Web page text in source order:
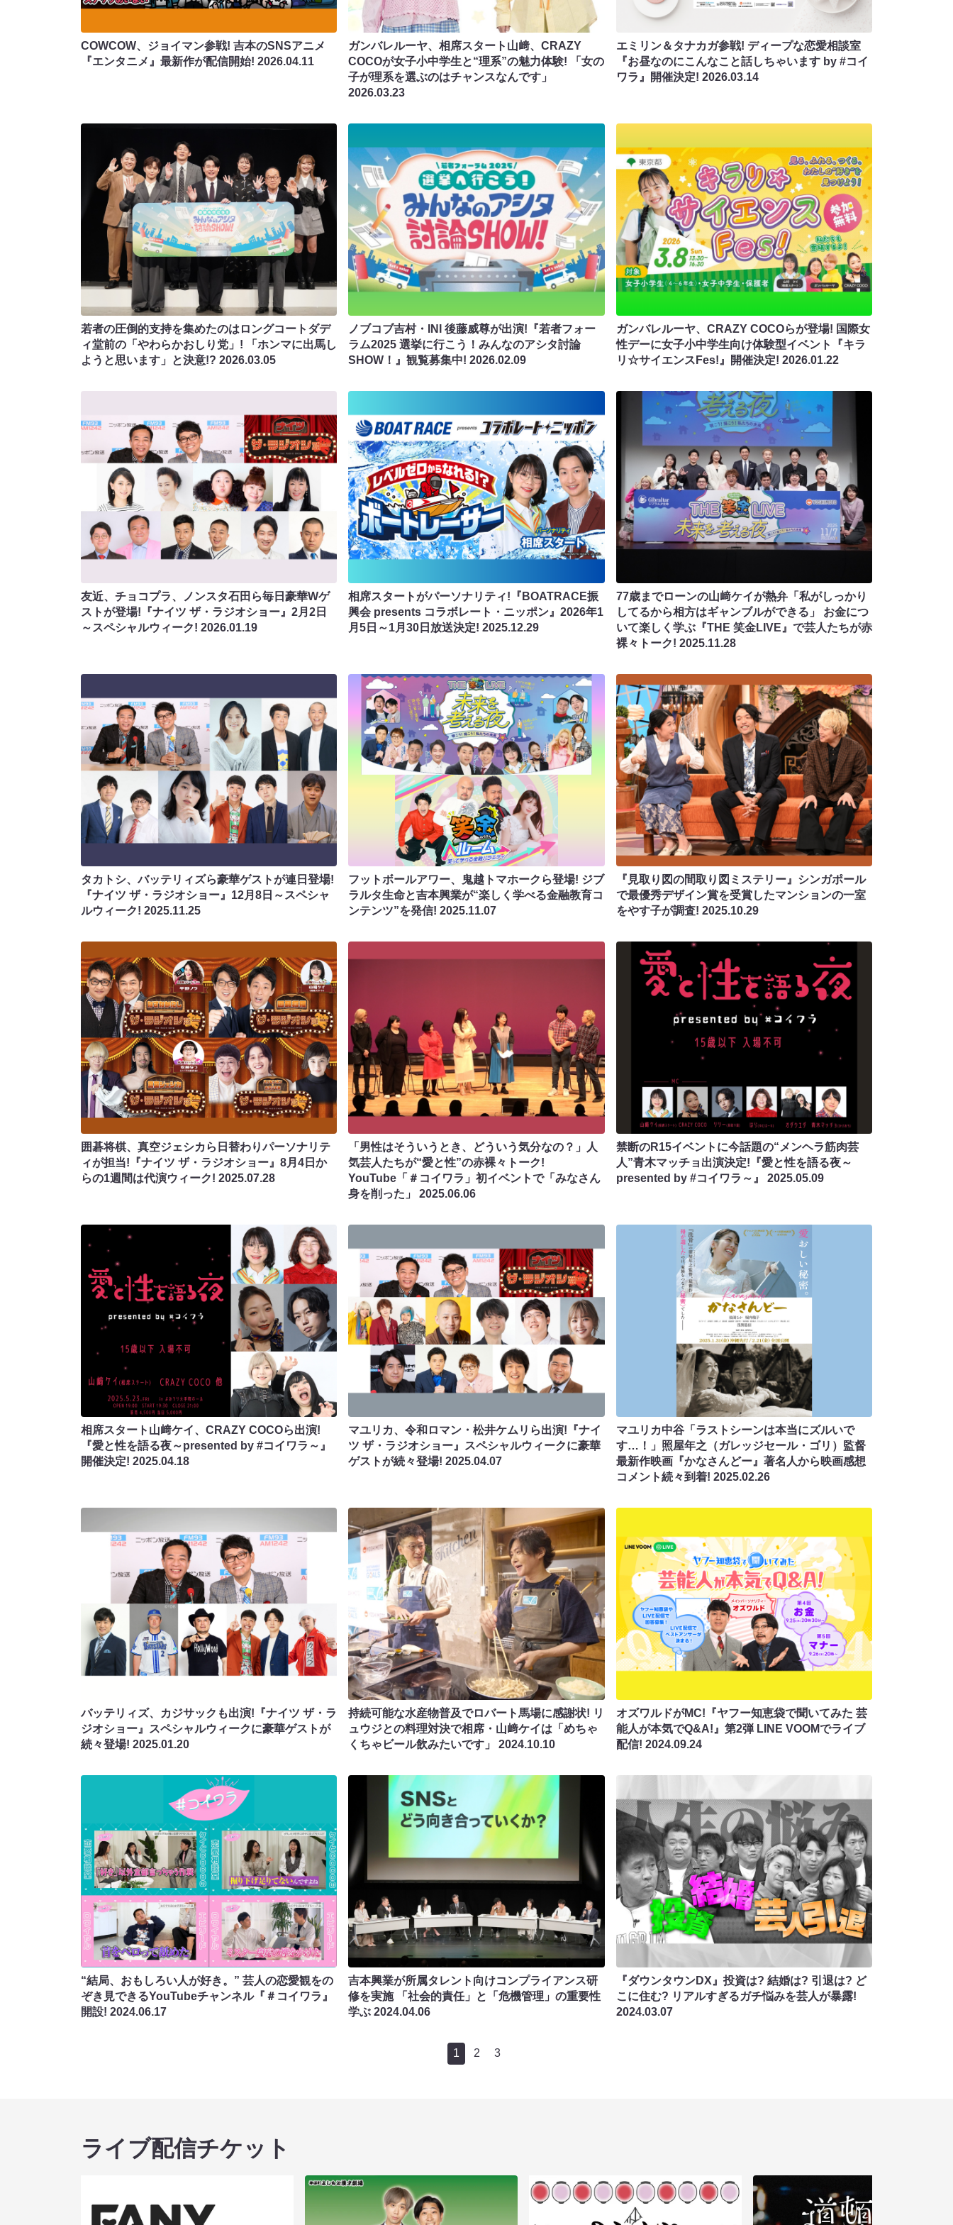
COWCOW、ジョイマン参戦! 吉本のSNSアニメ
『エンタニメ』最新作が配信開始! 2026.04.11
ガンバレルーヤ、相席スタート山﨑、CRAZY
COCOが女子小中学生と“理系”の魅力体験! 「女の
子が理系を選ぶのはチャンスなんです」
2026.03.23
エミリン＆タナカガ参戦! ディープな恋愛相談室
『お昼なのにこんなこと話しちゃいます by #コイ
ワラ』開催決定! 2026.03.14
若者の圧倒的支持を集めたのはロングコートダデ
ィ堂前の「やわらかおしり党」! 「ホンマに出馬し
ようと思います」と決意!? 2026.03.05
ノブコブ吉村・INI 後藤威尊が出演!『若者フォー
ラム2025 選挙に行こう！みんなのアシタ討論
SHOW！』観覧募集中!2026.02.09
ガンバレルーヤ、CRAZY COCOらが登場! 国際女
性デーに女子小中学生向け体験型イベント『キラ
リ☆サイエンスFes!』開催決定! 2026.01.22
友近、チョコプラ、ノンスタ石田ら毎日豪華Wゲ
ストが登場!『ナイツ ザ・ラジオショー』2月2日
～スペシャルウィーク! 2026.01.19
相席スタートがパーソナリティ!『BOATRACE振
興会 presents コラボレート・ニッポン』2026年1
月5日～1月30日放送決定!2025.12.29
77歳までローンの山﨑ケイが熱弁「私がしっかり
してるから相方はギャンブルができる」 お金につ
いて楽しく学ぶ『THE 笑金LIVE』で芸人たちが赤
裸々トーク! 2025.11.28
タカトシ、バッテリィズら豪華ゲストが連日登場!
『ナイツ ザ・ラジオショー』12月8日～スペシャ
ルウィーク! 2025.11.25
フットボールアワー、鬼越トマホークら登場! ジブ
ラルタ生命と吉本興業が“楽しく学べる金融教育コ
ンテンツ”を発信!2025.11.07
『見取り図の間取り図ミステリー』シンガポール
で最優秀デザイン賞を受賞したマンションの一室
をやす子が調査! 2025.10.29
囲碁将棋、真空ジェシカら日替わりパーソナリテ
ィが担当!『ナイツ ザ・ラジオショー』8月4日か
らの1週間は代演ウィーク! 2025.07.28
「男性はそういうとき、どういう気分なの？」人
気芸人たちが“愛と性”の赤裸々トーク!
YouTube「＃コイワラ」初イベントで「みなさん
身を削った」2025.06.06
禁断のR15イベントに今話題の“メンヘラ筋肉芸
人”青木マッチョ出演決定!『愛と性を語る夜～
presented by #コイワラ～』 2025.05.09
相席スタート山﨑ケイ、CRAZY COCOら出演!
『愛と性を語る夜～presented by #コイワラ～』
開催決定! 2025.04.18
マユリカ、令和ロマン・松井ケムリら出演!『ナイ
ツ ザ・ラジオショー』スペシャルウィークに豪華
ゲストが続々登場!2025.04.07
マユリカ中谷「ラストシーンは本当にズルいで
す…！」照屋年之（ガレッジセール・ゴリ）監督
最新作映画『かなさんどー』著名人から映画感想
コメント続々到着! 2025.02.26
バッテリィズ、カジサックも出演!『ナイツ ザ・ラ
ジオショー』スペシャルウィークに豪華ゲストが
続々登場! 2025.01.20
持続可能な水産物普及でロバート馬場に感謝状! リ
ュウジとの料理対決で相席・山﨑ケイは「めちゃ
くちゃビール飲みたいです」2024.10.10
オズワルドがMC!『ヤフー知恵袋で聞いてみた 芸
能人が本気でQ&A!』第2弾 LINE VOOMでライブ
配信! 2024.09.24
“結局、おもしろい人が好き。” 芸人の恋愛観をの
ぞき見できるYouTubeチャンネル『＃コイワラ』
開設! 2024.06.17
吉本興業が所属タレント向けコンプライアンス研
修を実施 「社会的責任」と「危機管理」の重要性
学ぶ2024.04.06
『ダウンタウンDX』投資は? 結婚は? 引退は? ど
こに住む? リアルすぎるガチ悩みを芸人が暴露!
2024.03.07
1 2 3
ライブ配信チケット